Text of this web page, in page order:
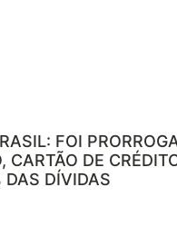
FOI
CARTÃO DE
DÍVIDAS